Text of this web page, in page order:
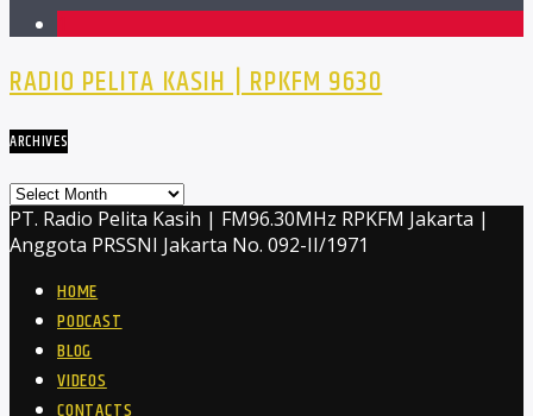
RADIO PELITA KASIH | RPKFM 9630
ARCHIVES
Archives
PT. Radio Pelita Kasih | FM96.30MHz RPKFM Jakarta |
Anggota PRSSNI Jakarta No. 092-II/1971
HOME
PODCAST
BLOG
VIDEOS